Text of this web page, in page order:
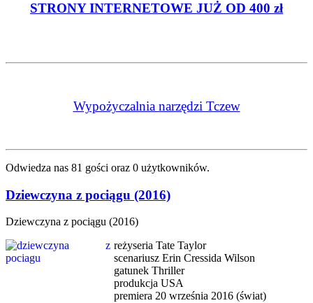
STRONY INTERNETOWE JUŻ OD 400 zł
Wypożyczalnia narzędzi Tczew
Odwiedza nas 81 gości oraz 0 użytkowników.
Dziewczyna z pociągu (2016)
Dziewczyna z pociągu (2016)
reżyseria Tate Taylor
scenariusz Erin Cressida Wilson
gatunek Thriller
produkcja USA
premiera 20 września 2016 (świat)